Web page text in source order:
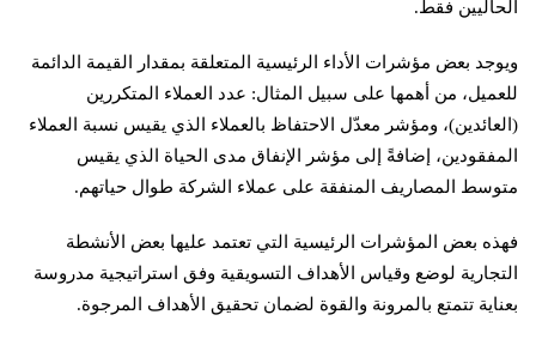
الحاليين فقط.
ويوجد بعض مؤشرات الأداء الرئيسية المتعلقة بمقدار القيمة الدائمة
للعميل، من أهمها على سبيل المثال: عدد العملاء المتكررين
(العائدين)، ومؤشر معدّل الاحتفاظ بالعملاء الذي يقيس نسبة العملاء
المفقودين، إضافةً إلى مؤشر الإنفاق مدى الحياة الذي يقيس
متوسط المصاريف المنفقة على عملاء الشركة طوال حياتهم.
فهذه بعض المؤشرات الرئيسية التي تعتمد عليها بعض الأنشطة
التجارية لوضع وقياس الأهداف التسويقية وفق استراتيجية مدروسة
بعناية تتمتع بالمرونة والقوة لضمان تحقيق الأهداف المرجوة.